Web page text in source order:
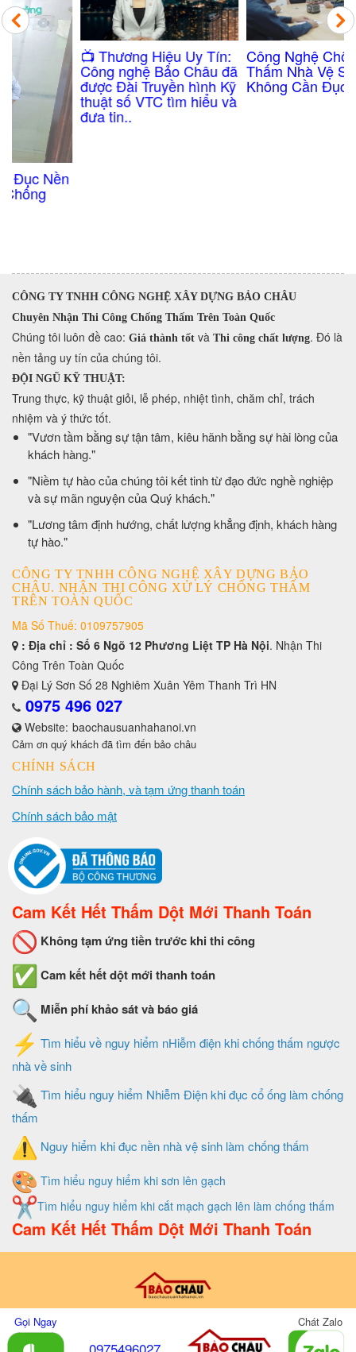
​📺 Thương Hiệu Uy Tín:
Công nghệ Bảo Châu đã
được Đài Truyền hình Kỹ
thuật số VTC tìm hiểu và
đưa tin..
Công Nghệ Chống
Thấm Nhà Vệ Sinh
Không Cần Đục Gạch
CÔNG TY TNHH CÔNG NGHỆ XÂY DỰNG BẢO CHÂU
Chuyên Nhận Thi Công Chống Thấm Trên Toàn Quốc
​Chúng tôi luôn đề cao: Giá thành tốt và Thi công chất lượng. Đó là
nền tảng uy tín của chúng tôi.
ĐỘI NGŨ KỸ THUẬT:
Trung thực, kỹ thuật giỏi, lễ phép, nhiệt tình, chăm chỉ, trách
nhiệm và ý thức tốt.
​"Vươn tầm bằng sự tận tâm, kiêu hãnh bằng sự hài lòng của
khách hàng."
​"Niềm tự hào của chúng tôi kết tinh từ đạo đức nghề nghiệp
và sự mãn nguyện của Quý khách."
​"Lương tâm định hướng, chất lượng khẳng định, khách hàng
tự hào."
CÔNG TY TNHH CÔNG NGHỆ XÂY DỰNG BẢO
CHÂU. NHẬN THI CÔNG XỬ LÝ CHỐNG THẤM
TRÊN TOÀN QUỐC
Mã Số Thuế: 0109757905
: Địa chỉ : Số 6 Ngõ 12 Phương Liệt TP Hà Nội. Nhận Thi
Công Trên Toàn Quốc
Đại Lý Sơn Số 28 Nghiêm Xuân Yêm Thanh Trì HN
0975 496 027
Website: baochausuanhahanoi.vn
Cảm ơn quý khách đã tìm đến bảo châu
CHÍNH SÁCH
Chính sách bảo hành, và tạm ứng thanh toán
Chính sách bảo mật
Cam Kết Hết Thấm Dột Mới Thanh Toán
Không tạm ứng tiền trước khi thi công
Cam kết hết dột mới thanh toán
Miễn phí khảo sát và báo giá
Tìm hiểu về nguy hiểm nHiễm điện khi chống thấm ngược
nhà về sinh
Tìm hiểu nguy hiểm Nhiễm Điện khi đục cổ ống làm chống
thấm
Nguy hiểm khi đục nền nhà vệ sinh làm chống thấm
Tìm hiểu nguy hiểm khi sơn lên gạch
Tìm hiểu nguy hiểm khi cắt mạch gạch lên làm chống thấm
Cam Kết Hết Thấm Dột Mới Thanh Toán
Gọi Ngay Chát Zalo